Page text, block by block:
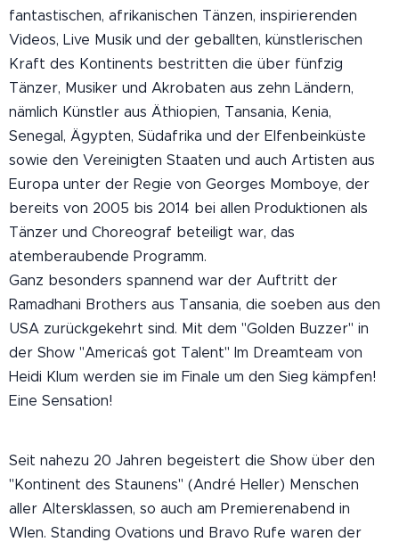
fantastischen, afrikanischen Tänzen, inspirierenden
Videos, Live Musik und der geballten, künstlerischen
Kraft des Kontinents bestritten die über fünfzig
Tänzer, Musiker und Akrobaten aus zehn Ländern,
nämlich Künstler aus Äthiopien, Tansania, Kenia,
Senegal, Ägypten, Südafrika und der Elfenbeinküste
sowie den Vereinigten Staaten und auch Artisten aus
Europa unter der Regie von Georges Momboye, der
bereits von 2005 bis 2014 bei allen Produktionen als
Tänzer und Choreograf beteiligt war, das
atemberaubende Programm.
Ganz besonders spannend war der Auftritt der
Ramadhani Brothers aus Tansania, die soeben aus den
USA zurückgekehrt sind. Mit dem "Golden Buzzer" in
der Show "America´s got Talent" Im Dreamteam von
Heidi Klum werden sie im Finale um den Sieg kämpfen!
Eine Sensation!
Seit nahezu 20 Jahren begeistert die Show über den
"Kontinent des Staunens" (André Heller) Menschen
aller Altersklassen, so auch am Premierenabend in
WIen. Standing Ovations und Bravo Rufe waren der